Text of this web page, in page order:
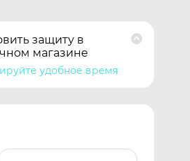
защиту в
магазине
удобное время